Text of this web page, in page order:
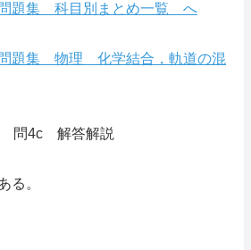
問題集 科目別まとめ一覧 へ
題集 物理 化学結合，軌道の混
問4c 解答解説
る。